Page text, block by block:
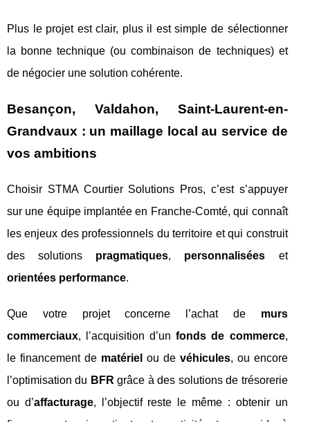
Plus le projet est clair, plus il est simple de sélectionner
la bonne technique (ou combinaison de techniques) et
de négocier une solution cohérente.
Besançon, Valdahon, Saint-Laurent-en-
Grandvaux : un maillage local au service de
vos ambitions
Choisir STMA Courtier Solutions Pros, c’est s’appuyer
sur une équipe implantée en Franche-Comté, qui connaît
les enjeux des professionnels du territoire et qui construit
des solutions pragmatiques, personnalisées et
orientées performance.
Que votre projet concerne l’achat de murs
commerciaux, l’acquisition d’unfonds de commerce,
le financement de matériel ou de véhicules, ou encore
l’optimisation du BFR grâce à des solutions de trésorerie
ou d’affacturage, l’objectif reste le même : obtenir un